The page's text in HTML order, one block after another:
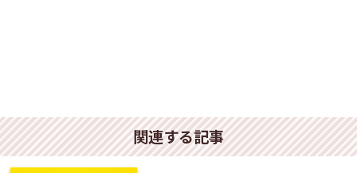
関連する記事